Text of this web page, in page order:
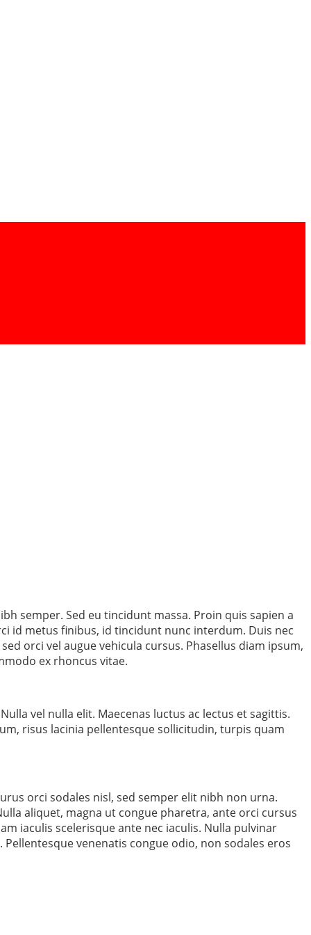
semper. Sed eu tincidunt massa. Proin quis sapien a
id metus finibus, id tincidunt nunc interdum. Duis nec
orci vel augue vehicula cursus. Phasellus diam ipsum,
ex rhoncus vitae.
vel nulla elit. Maecenas luctus ac lectus et sagittis.
risus lacinia pellentesque sollicitudin, turpis quam
orci sodales nisl, sed semper elit nibh non urna.
aliquet, magna ut congue pharetra, ante orci cursus
iaculis scelerisque ante nec iaculis. Nulla pulvinar
venenatis congue odio, non sodales eros